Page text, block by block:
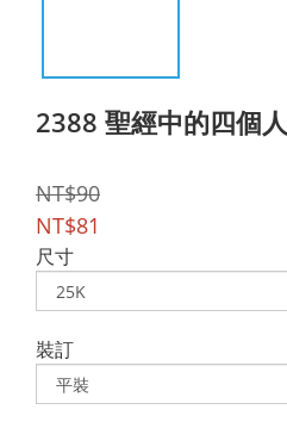
2388 聖經中的四個人
NT$90
NT$81
尺寸
裝訂